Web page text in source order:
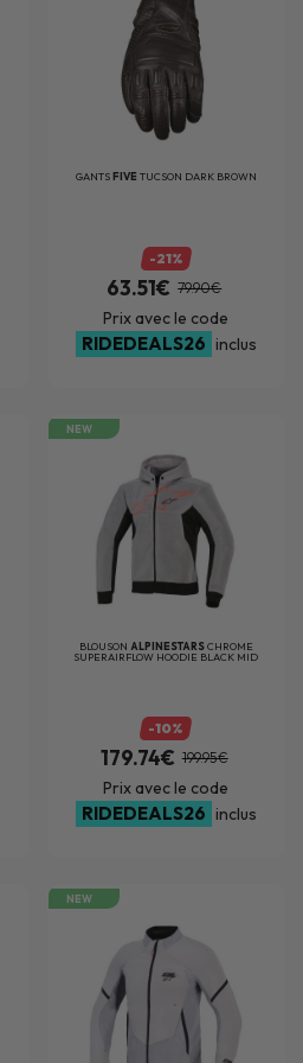
GANTSFIVE TUCSON DARK BROWN
-21%
63.51€ 79.90€
Prix avec le code
RIDEDEALS26 inclus
NEW
BLOUSON ALPINESTARSCHROME
SUPERAIRFLOW HOODIE BLACK MID
-10%
179.74€ 199.95€
Prix avec le code
RIDEDEALS26 inclus
NEW